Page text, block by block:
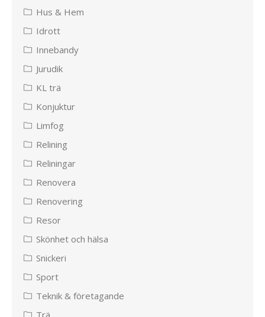
Hus & Hem
Idrott
Innebandy
Jurudik
KL trä
Konjuktur
Limfog
Relining
Reliningar
Renovera
Renovering
Resor
Skönhet och hälsa
Snickeri
Sport
Teknik & företagande
Trä